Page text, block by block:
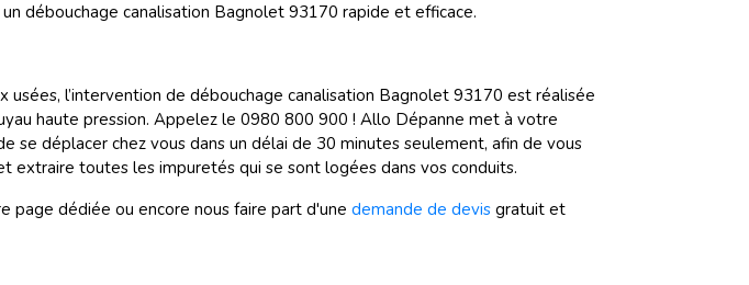
débouchage canalisation Bagnolet 93170 rapide et efficace.
usées, l’intervention de débouchage canalisation Bagnolet 93170 est réalisée
haute pression. Appelez le 0980 800 900 ! Allo Dépanne met à votre
déplacer chez vous dans un délai de 30 minutes seulement, afin de vous
toutes les impuretés qui se sont logées dans vos conduits.
page dédiée ou encore nous faire part d'une demande de devis gratuit et